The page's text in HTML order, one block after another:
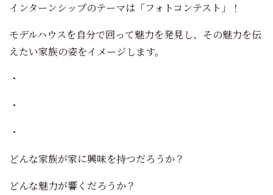
インターンシップのテーマは「フォトコンテスト」！
モデルハウスを自分で回って魅力を発見し、その魅力を伝
えたい家族の姿をイメージします。
・
・
・
どんな家族が家に興味を持つだろうか？
どんな魅力が響くだろうか？